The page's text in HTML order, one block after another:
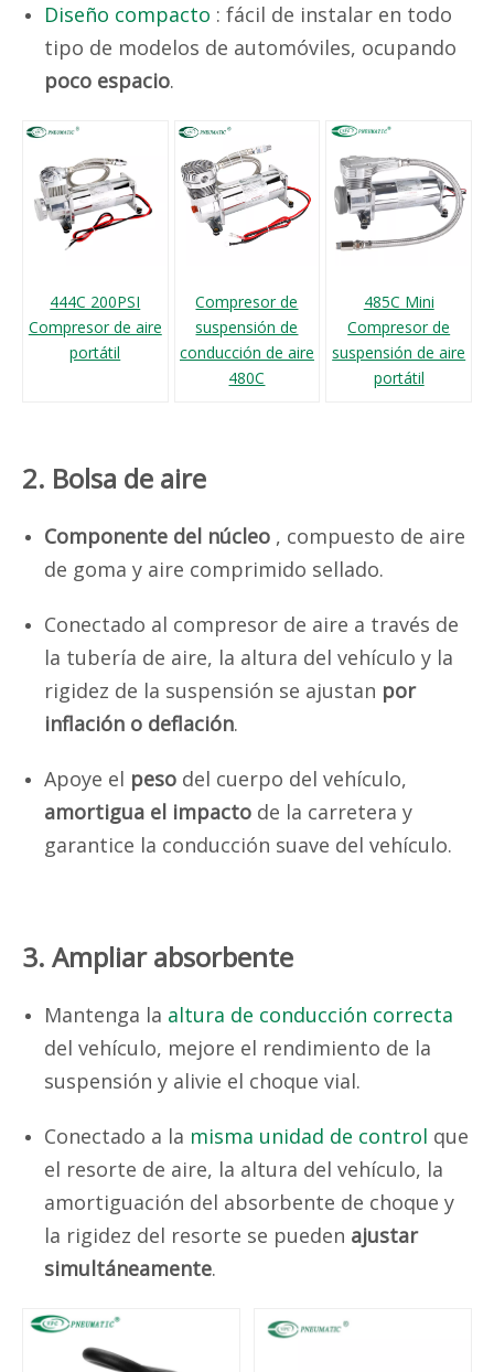
Diseño compacto : fácil de instalar en todo
tipo de modelos de automóviles, ocupando
poco espacio.
444C 200PSI
Compresor de aire
portátil
Compresor de
suspensión de
conducción de aire
480C
485C Mini
Compresor de
suspensión de aire
portátil
2. Bolsa de aire
Componente del núcleo , compuesto de aire
de goma y aire comprimido sellado.
Conectado al compresor de aire a través de
la tubería de aire, la altura del vehículo y la
rigidez de la suspensión se ajustan por
inflación o deflación.
Apoye el peso del cuerpo del vehículo,
amortigua el impacto de la carretera y
garantice la conducción suave del vehículo.
3. Ampliar absorbente
Mantenga la altura de conducción correcta
del vehículo, mejore el rendimiento de la
suspensión y alivie el choque vial.
Conectado a la misma unidad de control que
el resorte de aire, la altura del vehículo, la
amortiguación del absorbente de choque y
la rigidez del resorte se pueden ajustar
simultáneamente.